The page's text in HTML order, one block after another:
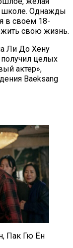
школе. Однажды
в своем 18-
свою жизнь.
Ли До Хёну
целых
актер»,
Baeksang
Пак Гю Ён